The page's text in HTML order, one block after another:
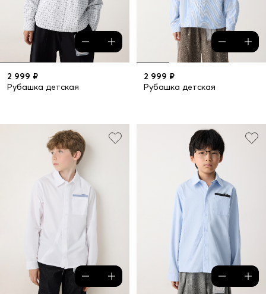
2 999 ₽
Рубашка детская
2 999 ₽
Рубашка детская